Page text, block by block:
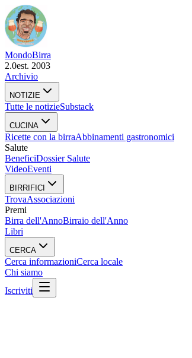
MondoBirra
2.0est. 2003
Archivio
NOTIZIE
Tutte le notizieSubstack
CUCINA
Ricette con la birraAbbinamenti gastronomici
Salute
BeneficiDossier Salute
VideoEventi
BIRRIFICI
TrovaAssociazioni
Premi
Birra dell'AnnoBirraio dell'Anno
Libri
CERCA
Cerca informazioniCerca locale
Chi siamo
Iscriviti